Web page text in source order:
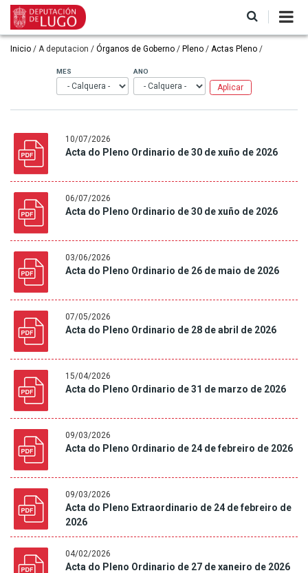
contido
principal
Miga
Inicio A deputacion Órganos de Goberno Pleno Actas Pleno
MES ANO
10/07/2026
Acta do Pleno Ordinario de 30 de xuño de 2026
06/07/2026
Acta do Pleno Ordinario de 30 de xuño de 2026
03/06/2026
Acta do Pleno Ordinario de 26 de maio de 2026
07/05/2026
Acta do Pleno Ordinario de 28 de abril de 2026
15/04/2026
Acta do Pleno Ordinario de 31 de marzo de 2026
09/03/2026
Acta do Pleno Ordinario de 24 de febreiro de 2026
09/03/2026
Acta do Pleno Extraordinario de 24 de febreiro de
2026
04/02/2026
Acta do Pleno Ordinario de 27 de xaneiro de 2026